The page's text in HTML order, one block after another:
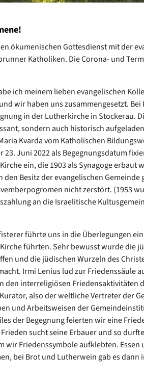
ökumenischen Gottesdienst mit der
Katholiken. Die Corona- und
ich meinem lieben evangelischen
wir haben uns zusammengesetzt. Bei
in der Lutherkirche in Stockerau.
sondern auch historisch
Kvarda vom Katholischen
23. Juni 2022 als Begegnungsdatum
ein, die 1903 als Synagoge erbaut
den Besitz der evangelischen
nicht zerstört. (1953
an die Israelitische
führte uns in die Überlegungen
führten. Sehr bewusst wurde die
und die jüdischen Wurzeln des
Irmi Lenius lud zur Friedenssäule
den interreligiösen Friedensaktivitäten
also der weltliche Vertreter der
und Arbeitsweisen der
der Begegnung feierten wir eine
sucht seine Erbauer und so
wir Friedenssymbole aufklebten. Essen
bei Brot und Lutherwein gab es dann